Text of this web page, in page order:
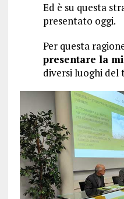
Ed è su questa
presentato oggi.
Per questa
presentare la
diversi luoghi del